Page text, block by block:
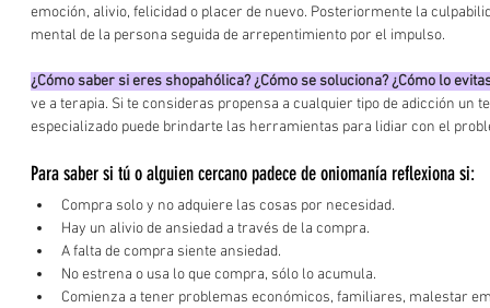
emoción, alivio, felicidad o placer de nuevo. Posteriormente la
mental de la persona seguida de arrepentimiento por el impulso.
¿Cómo saber si eres shopahólica? ¿Cómo se soluciona? ¿Cómo lo
ve a terapia. Si te consideras propensa a cualquier tipo de adicción un
especializado puede brindarte las herramientas para lidiar con el
Para saber si tú o alguien cercano padece de oniomanía reflexiona si:
Compra solo y no adquiere las cosas por necesidad.
Hay un alivio de ansiedad a través de la compra.
A falta de compra siente ansiedad.
No estrena o usa lo que compra, sólo lo acumula.
Comienza a tener problemas económicos, familiares, malestar